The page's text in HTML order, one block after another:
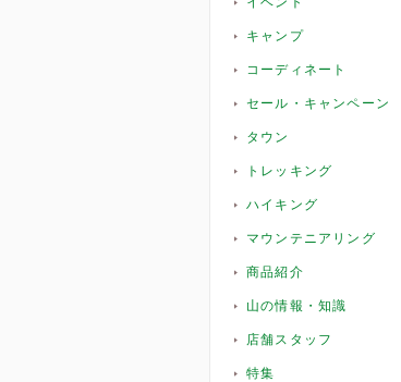
キャンプ
コーディネート
セール・キャンペーン
タウン
トレッキング
ハイキング
マウンテニアリング
商品紹介
山の情報・知識
店舗スタッフ
特集